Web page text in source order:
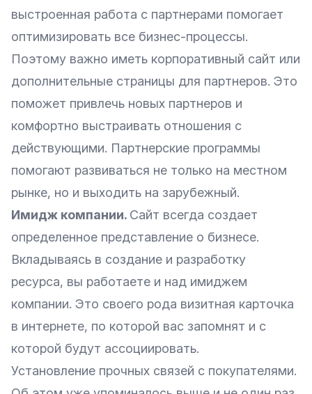
выстроенная работа с партнерами помогает
оптимизировать все бизнес-процессы.
Поэтому важно иметь корпоративный сайт или
дополнительные страницы для партнеров. Это
поможет привлечь новых партнеров и
комфортно выстраивать отношения с
действующими. Партнерские программы
помогают развиваться не только на местном
рынке, но и выходить на зарубежный.
Имидж компании. Сайт всегда создает
определенное представление о бизнесе.
Вкладываясь в создание и разработку
ресурса, вы работаете и над имиджем
компании. Это своего рода визитная карточка
в интернете, по которой вас запомнят и с
которой будут ассоциировать.
Установление прочных связей с покупателями.